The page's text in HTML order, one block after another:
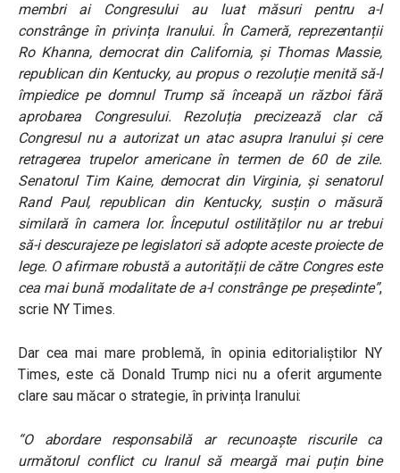
membri ai Congresului au luat măsuri pentru a-l
constrânge în privința Iranului. În Cameră, reprezentanții
Ro Khanna, democrat din California, și Thomas Massie,
republican din Kentucky, au propus o rezoluție menită să-l
împiedice pe domnul Trump să înceapă un război fără
aprobarea Congresului. Rezoluția precizează clar că
Congresul nu a autorizat un atac asupra Iranului și cere
retragerea trupelor americane în termen de 60 de zile.
Senatorul Tim Kaine, democrat din Virginia, și senatorul
Rand Paul, republican din Kentucky, susțin o măsură
similară în camera lor. Începutul ostilităților nu ar trebui
să-i descurajeze pe legislatori să adopte aceste proiecte de
lege. O afirmare robustă a autorității de către Congres este
cea mai bună modalitate de a-l constrânge pe președinte”,
scrie NY Times.
Dar cea mai mare problemă, în opinia editorialiștilor NY
Times, este că Donald Trump nici nu a oferit argumente
clare sau măcar o strategie, în privința Iranului:
“O abordare responsabilă ar recunoaște riscurile ca
următorul conflict cu Iranul să meargă mai puțin bine